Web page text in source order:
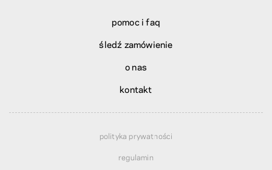
pomoc i faq
śledź zamówienie
o nas
kontakt
polityka prywatności
regulamin